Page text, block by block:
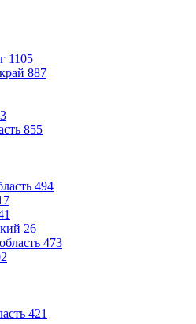
1105
887
855
494
26
473
421